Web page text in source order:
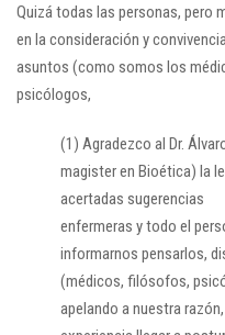
Quizá todas las personas, pero
en la consideración y
asuntos (como somos los
psicólogos,
(1) Agradezco al Dr.
magister en Bioética) la
acertadas sugerencias
enfermeras y todo el
informarnos pensarlos,
(médicos, filósofos,
apelando a nuestra